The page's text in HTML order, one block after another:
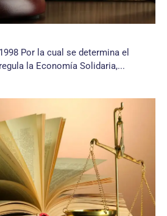
Por la cual se determina el
la Economía Solidaria,...